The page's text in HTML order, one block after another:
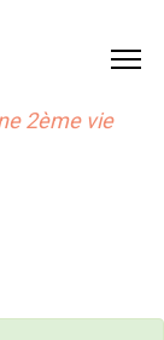
2ème vie